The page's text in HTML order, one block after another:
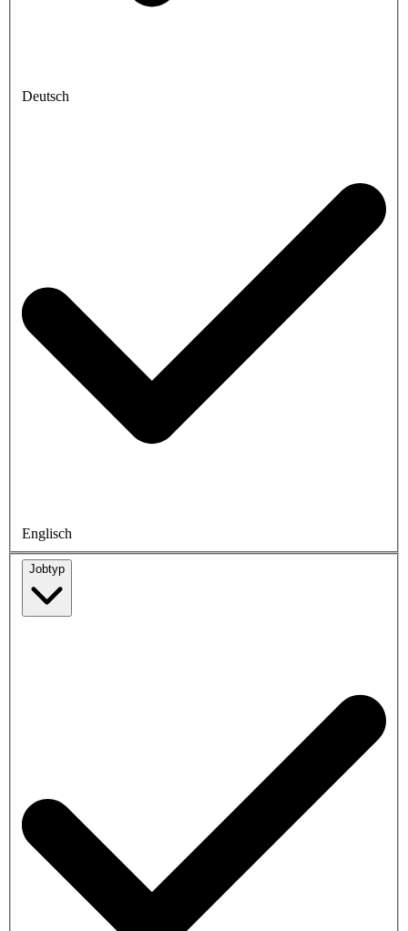
Deutsch
Englisch
Jobtyp